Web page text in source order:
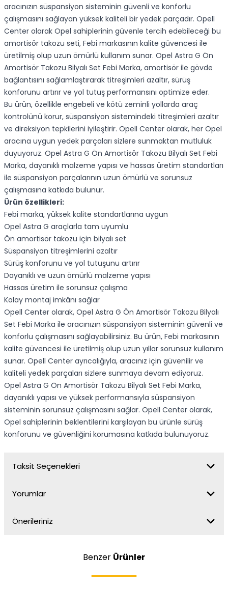
aracınızın süspansiyon sisteminin güvenli ve konforlu
çalışmasını sağlayan yüksek kaliteli bir yedek parçadır. Opell
Center olarak Opel sahiplerinin güvenle tercih edebileceği bu
amortisör takozu seti, Febi markasının kalite güvencesi ile
üretilmiş olup uzun ömürlü kullanım sunar. Opel Astra G Ön
Amortisör Takozu Bilyalı Set Febi Marka, amortisör ile gövde
bağlantısını sağlamlaştırarak titreşimleri azaltır, sürüş
konforunu artırır ve yol tutuş performansını optimize eder.
Bu ürün, özellikle engebeli ve kötü zeminli yollarda araç
kontrolünü korur, süspansiyon sistemindeki titreşimleri azaltır
ve direksiyon tepkilerini iyileştirir. Opell Center olarak, her Opel
aracına uygun yedek parçaları sizlere sunmaktan mutluluk
duyuyoruz. Opel Astra G Ön Amortisör Takozu Bilyalı Set Febi
Marka, dayanıklı malzeme yapısı ve hassas üretim standartları
ile süspansiyon parçalarının uzun ömürlü ve sorunsuz
çalışmasına katkıda bulunur.
Ürün özellikleri:
Febi marka, yüksek kalite standartlarına uygun
Opel Astra G araçlarla tam uyumlu
Ön amortisör takozu için bilyalı set
Süspansiyon titreşimlerini azaltır
Sürüş konforunu ve yol tutuşunu artırır
Dayanıklı ve uzun ömürlü malzeme yapısı
Hassas üretim ile sorunsuz çalışma
Kolay montaj imkânı sağlar
Opell Center olarak, Opel Astra G Ön Amortisör Takozu Bilyalı
Set Febi Marka ile aracınızın süspansiyon sisteminin güvenli ve
konforlu çalışmasını sağlayabilirsiniz. Bu ürün, Febi markasının
kalite güvencesi ile üretilmiş olup uzun yıllar sorunsuz kullanım
sunar. Opell Center ayrıcalığıyla, aracınız için güvenilir ve
kaliteli yedek parçaları sizlere sunmaya devam ediyoruz.
Opel Astra G Ön Amortisör Takozu Bilyalı Set Febi Marka,
dayanıklı yapısı ve yüksek performansıyla süspansiyon
sisteminin sorunsuz çalışmasını sağlar. Opell Center olarak,
Opel sahiplerinin beklentilerini karşılayan bu ürünle sürüş
konforunu ve güvenliğini korumasına katkıda bulunuyoruz.
Taksit Seçenekleri
Yorumlar
Önerileriniz
Benzer Ürünler